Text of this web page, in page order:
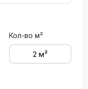
Кол-во м²